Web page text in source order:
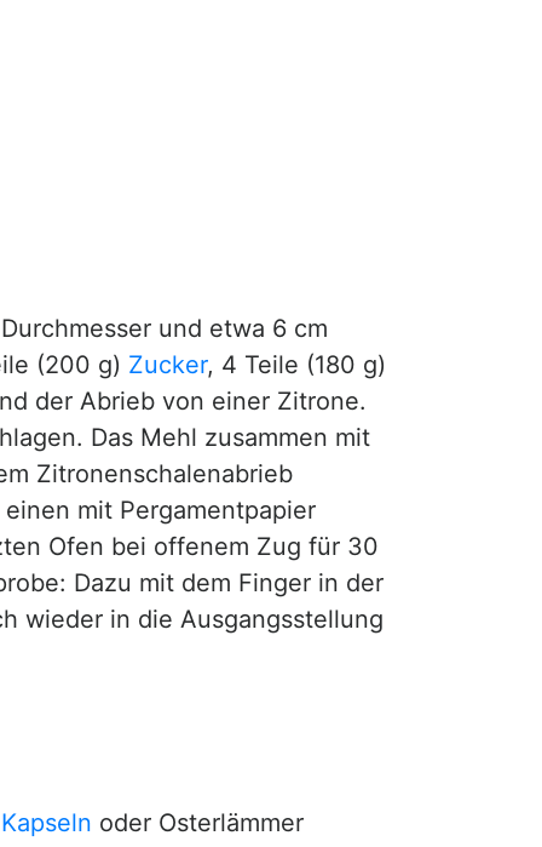
und etwa 6 cm
(200 g) Zucker, 4 Teile (180 g)
der Abrieb von einer Zitrone.
Das Mehl zusammen mit
Zitronenschalenabrieb
mit Pergamentpapier
Ofen bei offenem Zug für 30
Dazu mit dem Finger in der
wieder in die Ausgangsstellung
Kapseln oder Osterlämmer